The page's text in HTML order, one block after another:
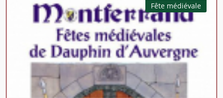
Fête médiévale